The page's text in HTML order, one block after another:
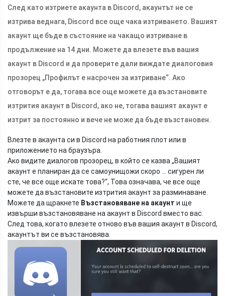
След като изтриете акаунта в Discord, акаунтът не се
изтрива веднага, Discord все още чака изтриването. Вашият
акаунт ще бъде в състояние на чакащо изтриване в
продължение на 14 дни. Можете да влезете във вашия
акаунт в Discord и да проверите дали виждате диалоговия
прозорец „Профилът е насрочен за изтриване“. Ако
отговорът е да, тогава все още можете да възстановите
изтрития акаунт в Discord, ако не, тогава вашият акаунт е
изтрит за постоянно и вече не може да бъде възстановен.
Влезте в акаунта си в Discord на работния плот или в
приложението на браузъра.
Ако видите диалогов прозорец, в който се казва „Вашият
акаунт е планиран да се самоунищожи скоро ... сигурен ли
сте, че все още искате това?“, Това означава, че все още
можете да възстановите изтрития акаунт за разминаване.
Можете да щракнете Възстановяване на акаунт и ще
извърши възстановяване на акаунт в Discord вместо вас.
След това, когато влезете отново във вашия акаунт в Discord,
акаунтът ви се възстановява.